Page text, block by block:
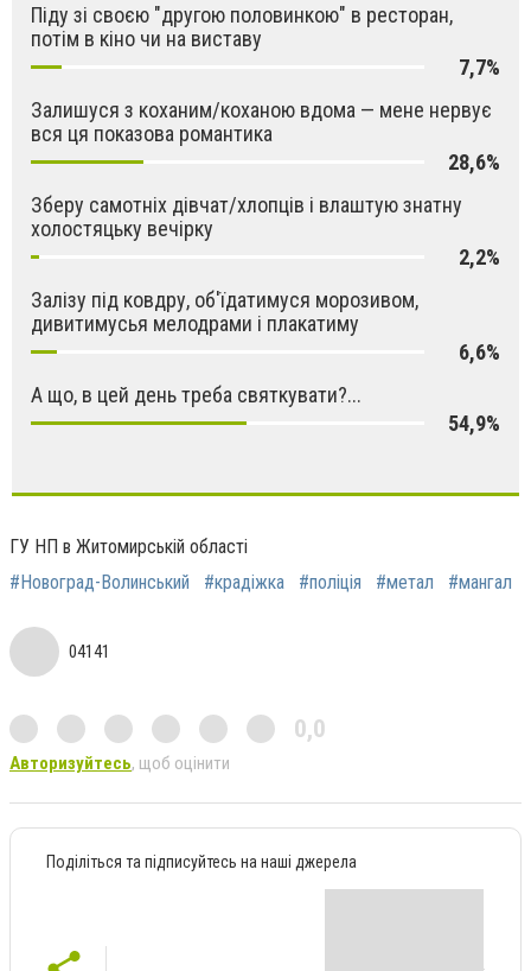
Піду зі своєю "другою половинкою" в ресторан,
потім в кіно чи на виставу
7,7%
Залишуся з коханим/коханою вдома — мене нервує
вся ця показова романтика
28,6%
Зберу самотніх дівчат/хлопців і влаштую знатну
холостяцьку вечірку
2,2%
Залізу під ковдру, об'їдатимуся морозивом,
дивитимусья мелодрами і плакатиму
6,6%
А що, в цей день треба святкувати?...
54,9%
ГУ НП в Житомирській області
#Новоград-Волинський
#крадіжка #поліція #метал #мангал
04141
0,0
Авторизуйтесь, щоб оцінити
Поділіться та підписуйтесь на наші джерела